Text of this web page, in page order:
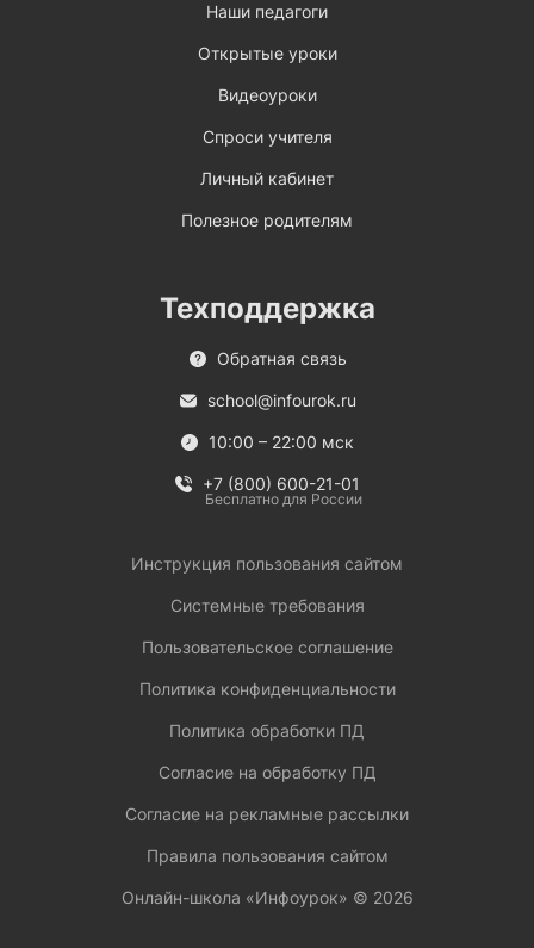
Наши педагоги
Открытые уроки
Видеоуроки
Спроси учителя
Личный кабинет
Полезное родителям
Техподдержка
Обратная связь
school@infourok.ru
10:00 – 22:00 мск
+7 (800) 600-21-01
Бесплатно для России
Инструкция пользования сайтом
Системные требования
Пользовательское соглашение
Политика конфиденциальности
Политика обработки ПД
Согласие на обработку ПД
Согласие на рекламные рассылки
Правила пользования сайтом
Онлайн-школа «Инфоурок» © 2026